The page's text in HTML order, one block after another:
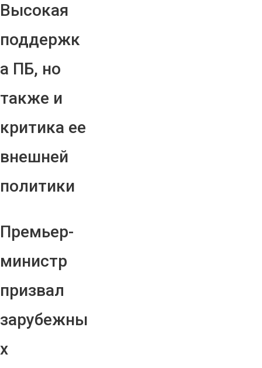
Высокая
поддержк
а ПБ, но
также и
критика ее
внешней
политики
Премьер-
министр
призвал
зарубежны
х